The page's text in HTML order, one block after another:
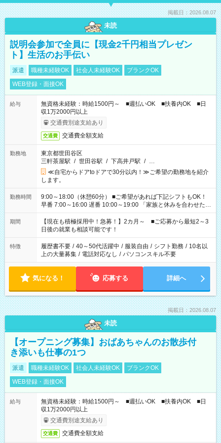
掲載日：2026.08.07
未読
説明会参加で全員に【現金2千円相当プレゼン
ト】生活のお手伝い
派遣 職種未経験OK 社会人未経験OK
ブランクOK
WEB登録・面接OK
給与
無資格未経験：時給1500円～ ■週払いOK ■扶養内OK ■日
収1万2000円以上
交通費別途支給あり
交通費 交通費全額支給
勤務地
東京都世田谷区
三軒茶屋駅 / 世田谷駅 / 下高井戸駅 / …
≪自宅からドアtoドアで30分以内！≫ご希望の勤務地を紹介
します。
勤務時間
9:00～18:00（休憩60分） ■ご希望があれば下記シフトもOK！
早番 7:00～16:00 遅番 10:00～19:00 「家族と休みを合わせた
い」 「余裕を持って夕飯の準備がしたい」 「できれば残業はし
たくない」 など、ご希望を教えてくださいね。 ※Wワーク希望
の方へ 今ご覧のお仕事で希望する勤務時間と、もう1つのお仕事
の勤務時間。 合計で週40時間を超える場合は応募できません。
期間
【現在も積極採用中！急募！】2カ月～ ■ご応募から最短2～3
日後の就業も相談可能です！
特徴 履歴書不要 / 40～50代活躍中 / 服装自由 / シフト勤務 / 10名以
上の大量募集 / 電話対応なし / パソコンスキル不要
気になる！ 応募する 詳細へ
掲載日：2026.08.07
未読
【オープニング募集】おばあちゃんのお散歩付
き添いも仕事の1つ
派遣 職種未経験OK 社会人未経験OK
ブランクOK
WEB登録・面接OK
給与
無資格未経験：時給1500円～ ■週払いOK ■扶養内OK ■日
収1万2000円以上
交通費別途支給あり
交通費 交通費全額支給